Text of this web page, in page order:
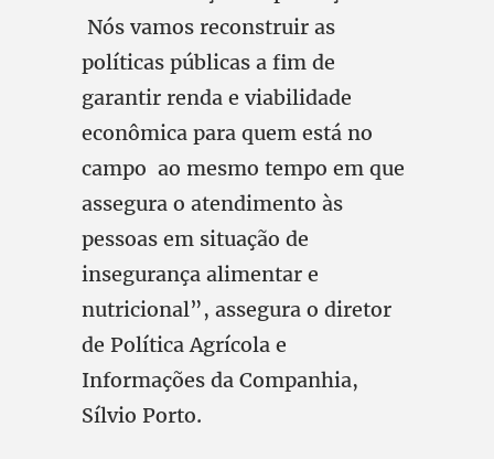
Nós vamos reconstruir as
políticas públicas a fim de
garantir renda e viabilidade
econômica para quem está no
campo ao mesmo tempo em que
assegura o atendimento às
pessoas em situação de
insegurança alimentar e
nutricional”, assegura o diretor
de Política Agrícola e
Informações da Companhia,
Sílvio Porto.